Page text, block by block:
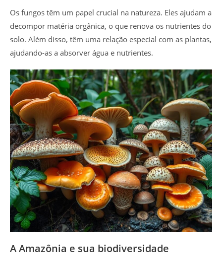
Os fungos têm um papel crucial na natureza. Eles ajudam a
decompor matéria orgânica, o que renova os nutrientes do
solo. Além disso, têm uma relação especial com as plantas,
ajudando-as a absorver água e nutrientes.
A Amazônia e sua biodiversidade